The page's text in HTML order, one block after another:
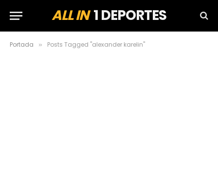
ALL IN1 DEPORTES
Portada » Posts Tagged "alexander karelin"